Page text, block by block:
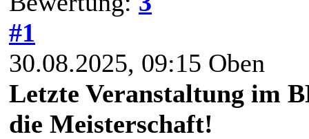
#1
30.08.2025, 09:15 Oben
Letzte Veranstaltung im
die Meisterschaft!